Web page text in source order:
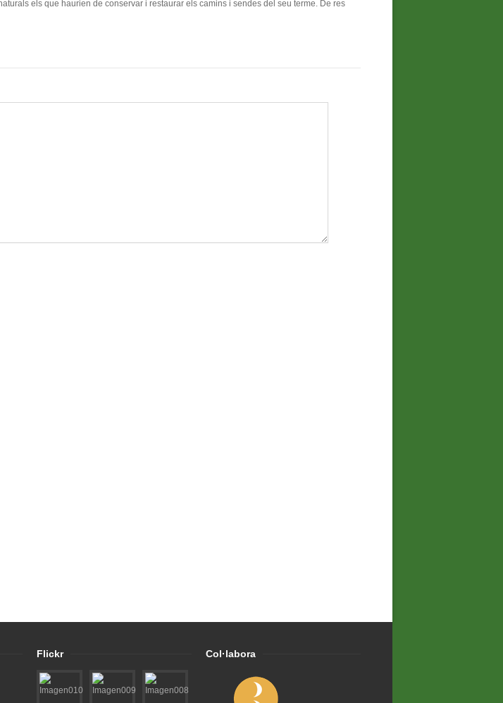
els que haurien de conservar i restaurar els camins i sendes del seu terme. De res
Flickr Col·labora